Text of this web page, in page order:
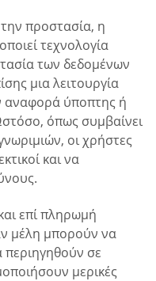
προστασία, η
τεχνολογία
των δεδομένων
μια λειτουργία
αναφορά ύποπτης ή
όπως συμβαίνει
οι χρήστες
και να
επί πληρωμή
μέλη μπορούν να
σε
μερικές